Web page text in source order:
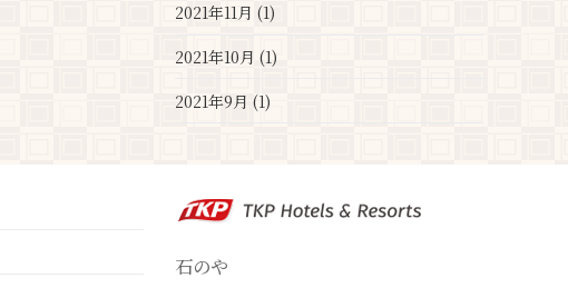
2021年11月 (1)
2021年10月 (1)
2021年9月 (1)
石のや